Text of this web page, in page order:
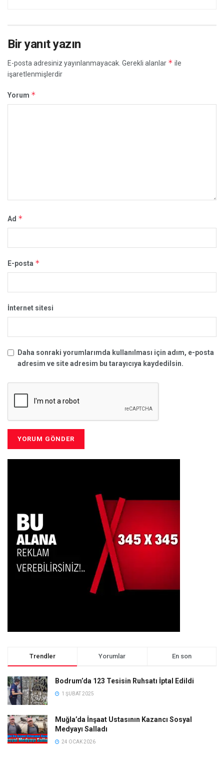
Bir yanıt yazın
E-posta adresiniz yayınlanmayacak. Gerekli alanlar * ile
işaretlenmişlerdir
Yorum *
Ad *
E-posta *
İnternet sitesi
Daha sonraki yorumlarımda kullanılması için adım, e-posta
adresim ve site adresim bu tarayıcıya kaydedilsin.
Trendler Yorumlar En son
Bodrum’da 123 Tesisin Ruhsatı İptal Edildi
1 ŞUBAT 2025
Muğla’da İnşaat Ustasının Kazancı Sosyal
Medyayı Salladı
24 OCAK 2026